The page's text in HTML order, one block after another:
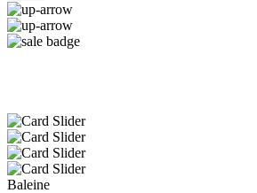
Baleine